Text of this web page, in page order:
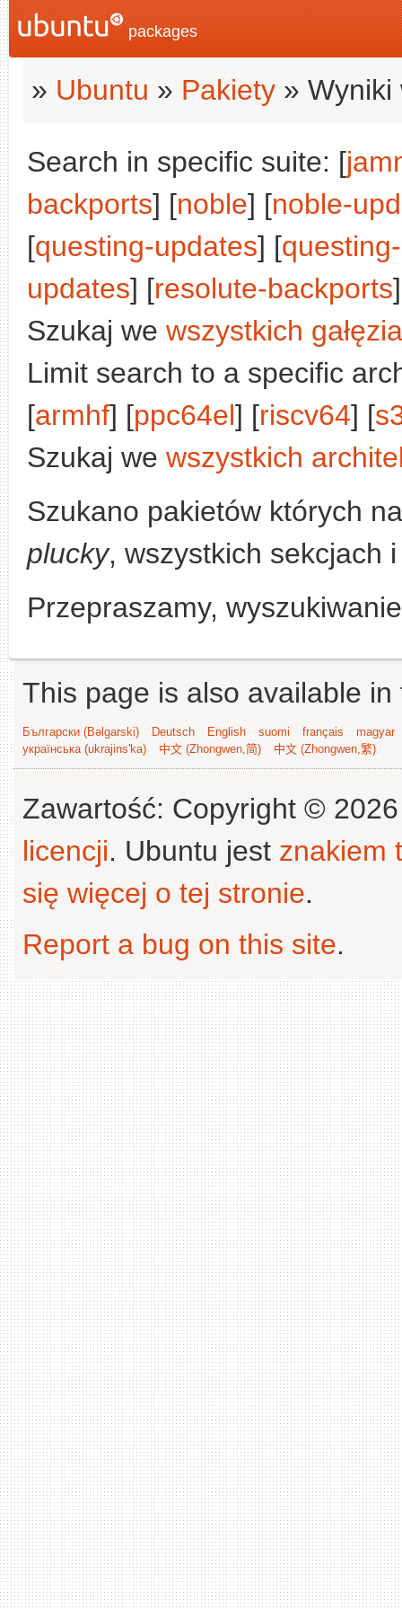
packages
» Ubuntu » Pakiety » Wyniki
Search in specific suite: [
backports] [noble] [noble-
[questing-updates] [
updates] [resolute-backports
Szukaj we wszystkich
Limit search to a specific
[armhf] [ppc64el] [riscv64] [
Szukaj we wszystkich
Szukano pakietów których
plucky, wszystkich sekcjach
Przepraszamy,
This page is also available
Български (Bəlgarski) Deutsch English suomi français
magyar
українська (ukrajins'ka)
中文 (Zhongwen,简) 中文 (Zhongwen,繁)
Zawartość: Copyright ©
licencji. Ubuntu jest znakiem
się więcej o tej stronie.
Report a bug on this site.